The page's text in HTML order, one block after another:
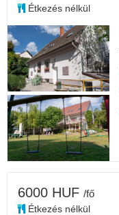
Étkezés nélkül
6000 HUF /fő
Étkezés nélkül